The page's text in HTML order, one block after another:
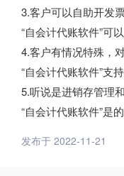
3.客户可以自助开发
“自会计代账软件”可
4.客户有情况特殊，
“自会计代账软件”支
5.听说是进销存管理
“自会计代账软件”是
发布于 2022-11-21